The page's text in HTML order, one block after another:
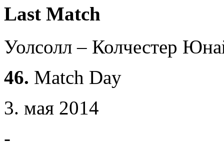
Last Match
Уолсолл – Колчестер
46. Match Day
3. мая 2014
-